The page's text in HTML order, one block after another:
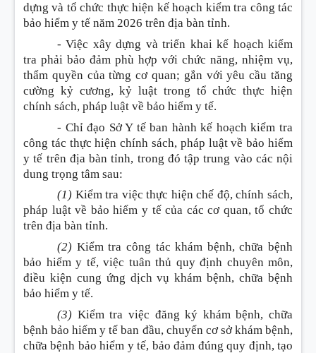
dựng và tổ chức thực hiện kế hoạch kiểm tra công tác
bảo hiểm y tế năm 2026 trên địa bàn tỉnh.
- Việc xây dựng và triển khai kế hoạch kiểm
tra phải bảo đảm phù hợp với chức năng, nhiệm vụ,
thẩm quyền của từng cơ quan; gắn với yêu cầu tăng
cường kỷ cương, kỷ luật trong tổ chức thực hiện
chính sách, pháp luật về bảo hiểm y tế.
- Chỉ đạo Sở Y tế ban hành kế hoạch kiểm tra
công tác thực hiện chính sách, pháp luật về bảo hiểm
y tế trên địa bàn tỉnh, trong đó tập trung vào các nội
dung trọng tâm sau:
(1) Kiểm tra việc thực hiện chế độ, chính sách,
pháp luật về bảo hiểm y tế của các cơ quan, tổ chức
trên địa bàn tỉnh.
(2) Kiểm tra công tác khám bệnh, chữa bệnh
bảo hiểm y tế, việc tuân thủ quy định chuyên môn,
điều kiện cung ứng dịch vụ khám bệnh, chữa bệnh
bảo hiểm y tế.
(3) Kiểm tra việc đăng ký khám bệnh, chữa
bệnh bảo hiểm y tế ban đầu, chuyển cơ sở khám bệnh,
chữa bệnh bảo hiểm y tế, bảo đảm đúng quy định, tạo